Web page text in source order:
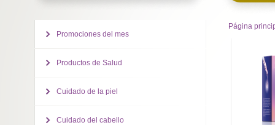
Página
Promociones del mes
Productos de Salud
Cuidado de la piel
Cuidado del cabello